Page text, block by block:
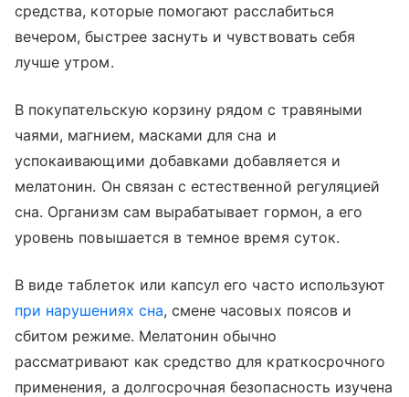
средства, которые помогают расслабиться
вечером, быстрее заснуть и чувствовать себя
лучше утром.
В покупательскую корзину рядом с травяными
чаями, магнием, масками для сна и
успокаивающими добавками добавляется и
мелатонин. Он связан с естественной регуляцией
сна. Организм сам вырабатывает гормон, а его
уровень повышается в темное время суток.
В виде таблеток или капсул его часто используют
при нарушениях сна, смене часовых поясов и
сбитом режиме. Мелатонин обычно
рассматривают как средство для краткосрочного
применения, а долгосрочная безопасность изучена